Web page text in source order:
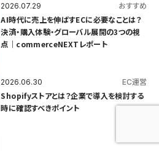
2026.07.29 おすすめ
AI時代に売上を伸ばすECに必要なことは？
決済・購入体験・グローバル展開の3つの視
点｜commerceNEXTレポート
2026.06.30 EC運営
Shopifyストアとは？企業で導入を検討する
時に確認すべきポイント